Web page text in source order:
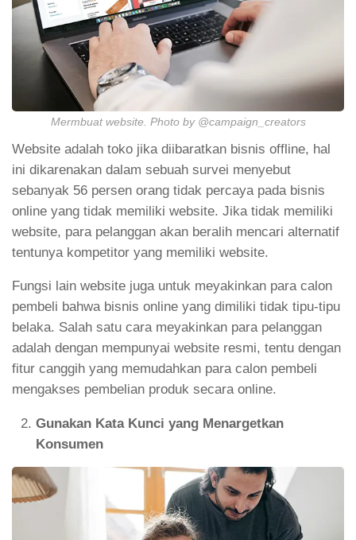
Mermbuat website. Photo by @campaign_creators
Website adalah toko jika diibaratkan bisnis offline, hal
ini dikarenakan dalam sebuah survei menyebut
sebanyak 56 persen orang tidak percaya pada bisnis
online yang tidak memiliki website. Jika tidak memiliki
website, para pelanggan akan beralih mencari alternatif
tentunya kompetitor yang memiliki website.
Fungsi lain website juga untuk meyakinkan para calon
pembeli bahwa bisnis online yang dimiliki tidak tipu-tipu
belaka. Salah satu cara meyakinkan para pelanggan
adalah dengan mempunyai website resmi, tentu dengan
fitur canggih yang memudahkan para calon pembeli
mengakses pembelian produk secara online.
Gunakan Kata Kunci yang Menargetkan
Konsumen